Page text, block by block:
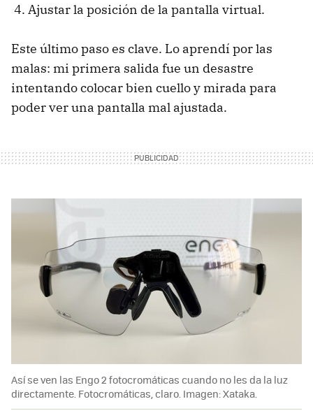
Ajustar la posición de la pantalla virtual.
Este último paso es clave. Lo aprendí por las
malas: mi primera salida fue un desastre
intentando colocar bien cuello y mirada para
poder ver una pantalla mal ajustada.
Así se ven las Engo 2 fotocromáticas cuando no les da la luz
directamente. Fotocromáticas, claro. Imagen: Xataka.